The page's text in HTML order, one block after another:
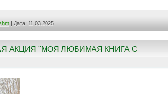
Дата: 11.03.2025
АКЦИЯ "МОЯ ЛЮБИМАЯ КНИГА О